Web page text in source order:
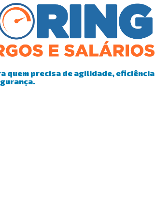
quem precisa de agilidade, eficiência